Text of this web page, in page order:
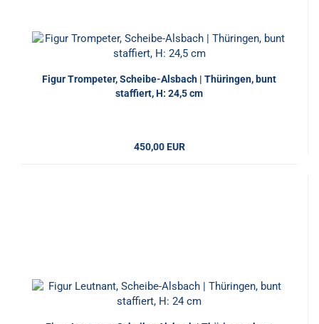
Figur Trompeter, Scheibe-Alsbach | Thüringen, bunt
staffiert, H: 24,5 cm
450,00 EUR